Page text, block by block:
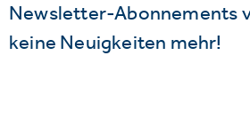
Newsletter-Abonnements
keine Neuigkeiten mehr!